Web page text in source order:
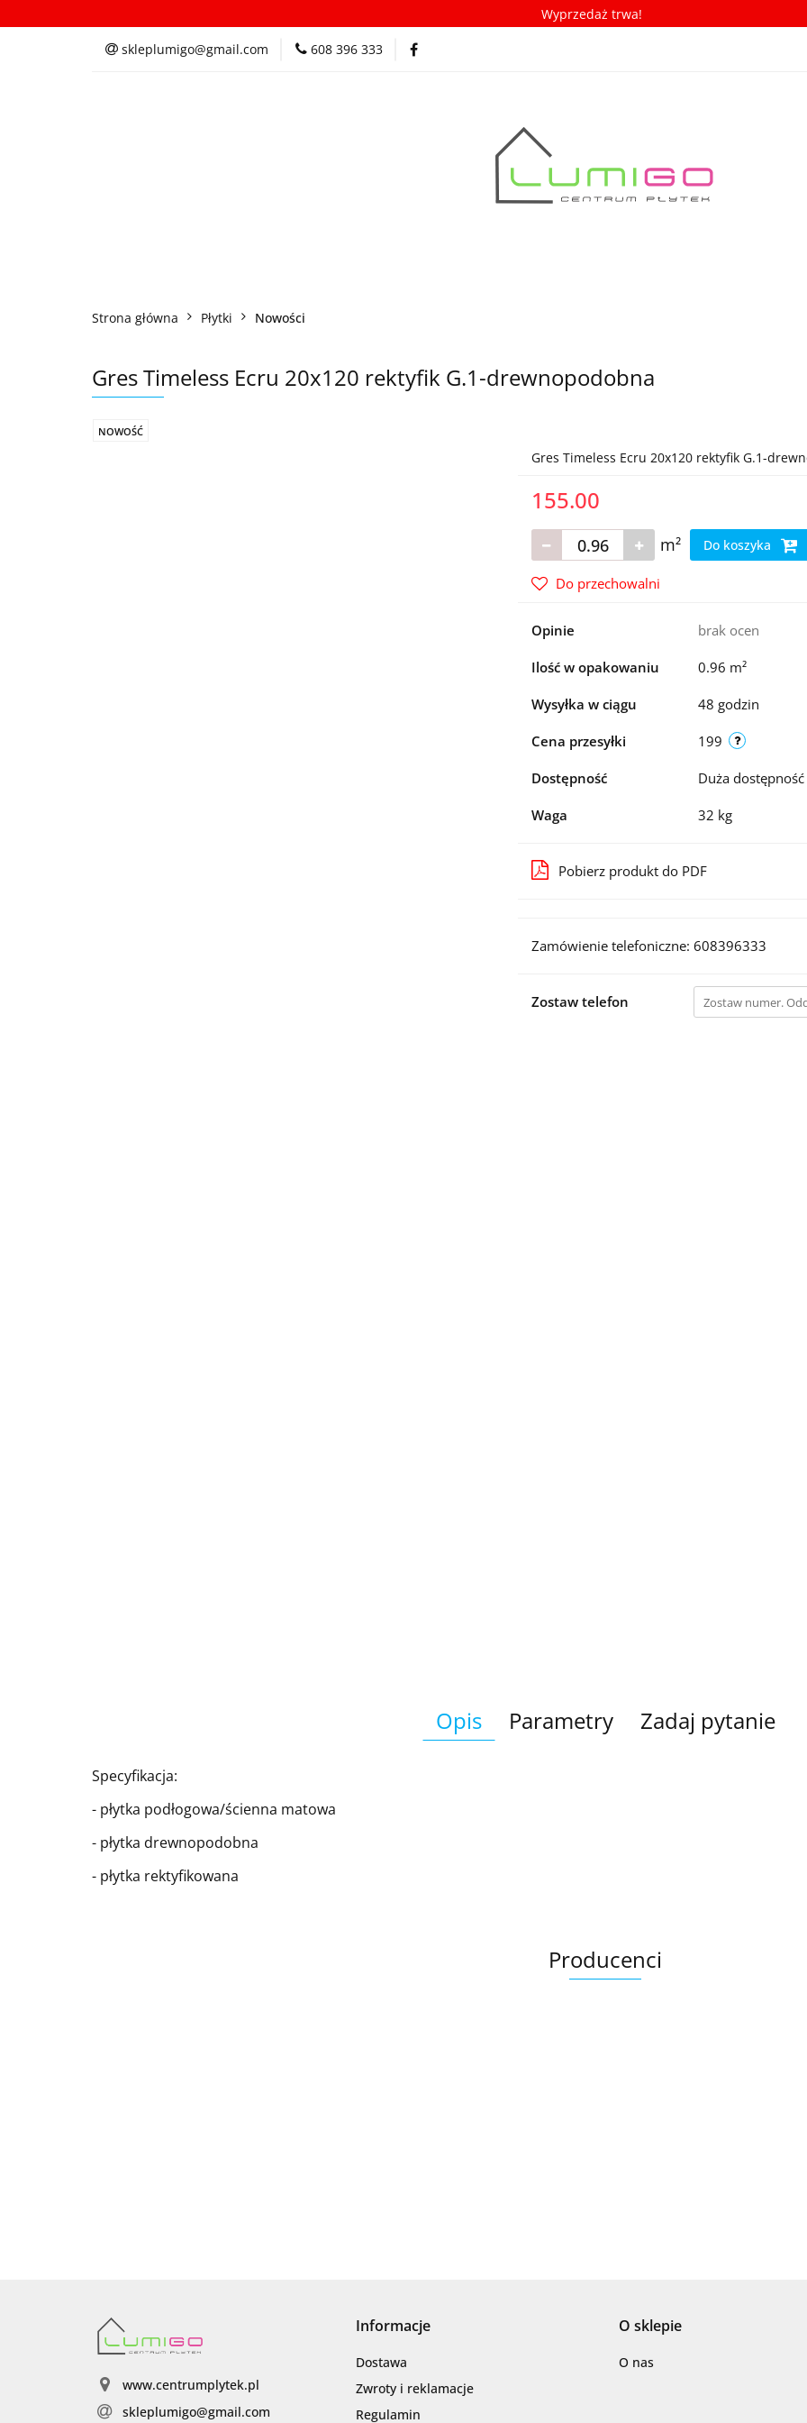
Wyprzedaż trwa!
skleplumigo@gmail.com 608 396 333
Kategorie Inspiracje Porady/ABC płytek Nowości
Strona główna Płytki Nowości
Gres Timeless Ecru 20x120 rektyfik G.1-drewnopodobna
NOWOŚĆ
Gres Timeless Ecru 20x120 rektyfik G.1-
155.00
m² Do koszyka
Do przechowalni
Opinie brak ocen
Ilość w opakowaniu 0.96 m²
Wysyłka w ciągu 48 godzin
Cena przesyłki 199
Dostępność Duża dostępność
Waga 32 kg
Pobierz produkt do PDF
Zamówienie telefoniczne: 608396333
Zostaw telefon
Opis Parametry Zadaj pytanie
Specyfikacja:
- płytka podłogowa/ścienna matowa
- płytka drewnopodobna
- płytka rektyfikowana
Producenci
Barwolf
www.centrumplytek.pl
skleplumigo@gmail.com
Informacje
Dostawa
Zwroty i reklamacje
Regulamin
O sklepie
O nas